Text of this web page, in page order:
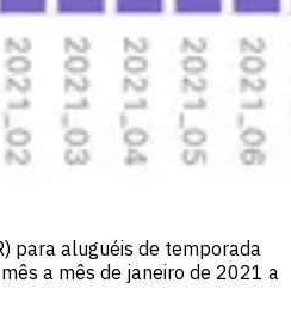
para aluguéis de temporada
a mês de janeiro de 2021 a